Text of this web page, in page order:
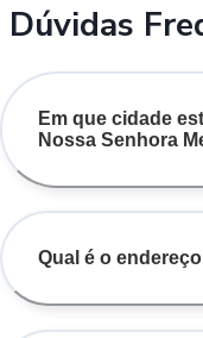
Dúvidas
Em que cidade
Nossa Senhora
Qual é o